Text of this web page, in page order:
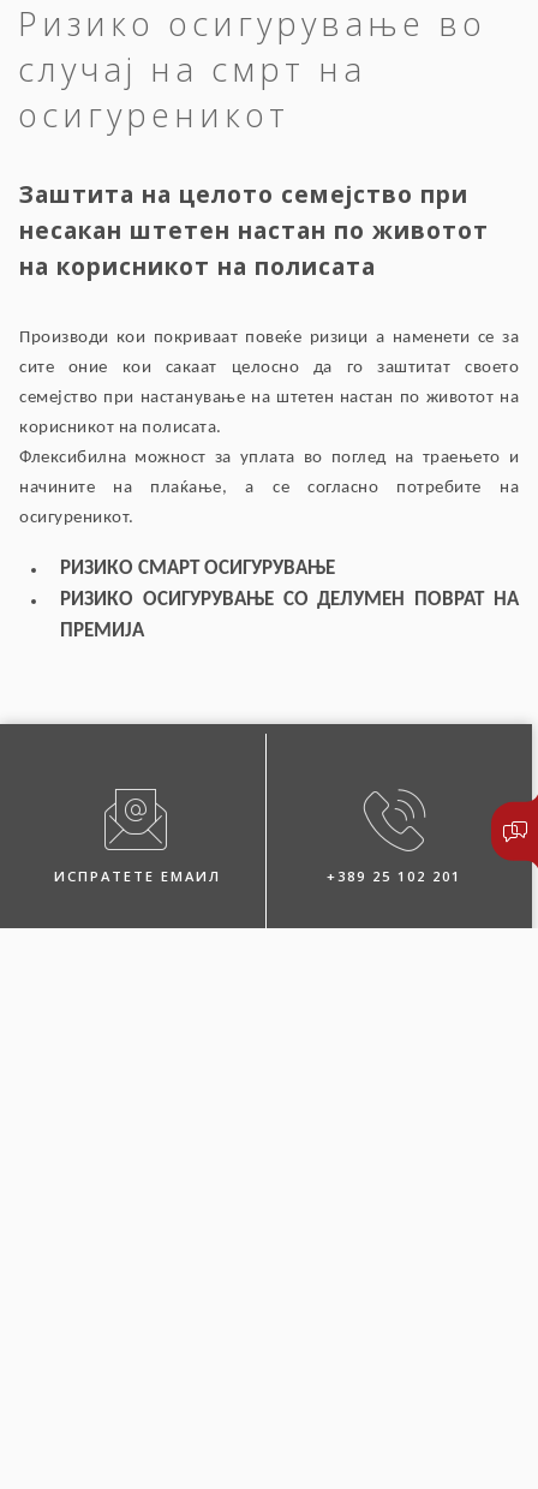
Ризико осигурување во
случај на смрт на
осигуреникот
Заштита на целото семејство при
несакан штетен настан по животот
на корисникот на полисата
Производи кои покриваат повеќе ризици а наменети се за
сите оние кои сакаат целосно да го заштитат своето
семејство при настанување на штетен настан по животот на
корисникот на полисата.
Флексибилна можност за уплата во поглед на траењето и
начините на плаќање, а се согласно потребите на
осигуреникот.
РИЗИКО СМАРТ ОСИГУРУВАЊЕ
РИЗИКО ОСИГУРУВАЊЕ СО ДЕЛУМЕН ПОВРАТ НА
ПРЕМИЈА
ИСПРАТЕТЕ ЕМАИЛ +389 25 102 201